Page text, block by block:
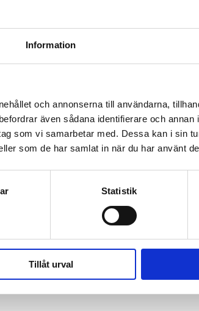
Information
och annonserna till användarna,
även sådana identifierare och annan
som vi samarbetar med. Dessa kan i sin
som de har samlat in när du har använt
Statistik
Tillåt urval
kr/månad ​​​​​​
KÖP